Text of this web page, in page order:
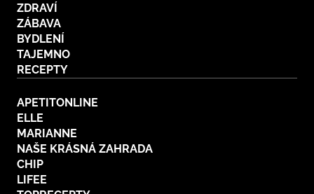
ZDRAVÍ
ZÁBAVA
BYDLENÍ
TAJEMNO
RECEPTY
APETITONLINE
ELLE
MARIANNE
NAŠE KRÁSNÁ ZAHRADA
CHIP
LIFEE